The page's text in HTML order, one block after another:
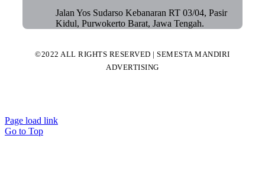
Jalan Yos Sudarso Kebanaran RT 03/04, Pasir
Kidul, Purwokerto Barat, Jawa Tengah.
©2022 ALL RIGHTS RESERVED | SEMESTA MANDIRI
ADVERTISING
Page load link
Go to Top